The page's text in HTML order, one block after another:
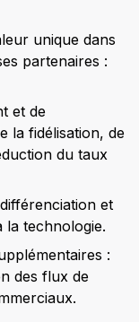
unique dans
partenaires :
et de
la fidélisation, de
du taux
et
la technologie.
:
des flux de